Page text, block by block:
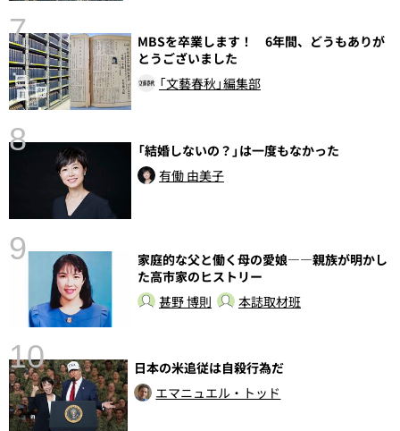
7
MBSを卒業します！ 6年間、どうもありが
とうございました
「文藝春秋」編集部
8
「結婚しないの？」は一度もなかった
有働 由美子
9
家庭的な父と働く母の愛娘――親族が明かし
た高市家のヒストリー
甚野 博則
本誌取材班
10
日本の米追従は自殺行為だ
エマニュエル・トッド